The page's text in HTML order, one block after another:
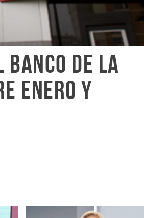
de la
enero y